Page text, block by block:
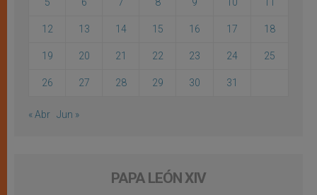
5 6 7 8 9 10 11
12 13 14 15 16 17 18
19 20 21 22 23 24 25
26 27 28 29 30 31
« Abr Jun »
PAPA LEÓN XIV